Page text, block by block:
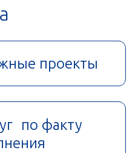
проекты
по факту